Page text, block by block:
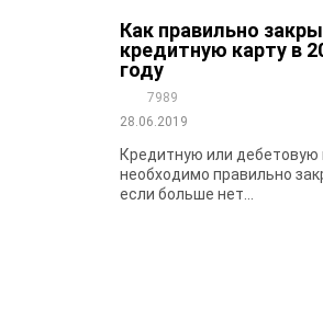
Как правильно
кредитную карту в
году
7989
28.06.2019
Кредитную или дебетовую
необходимо правильно
если больше нет...